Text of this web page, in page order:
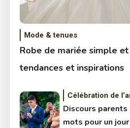
Mode & tenues
Robe de mariée simple
tendances et inspirations
Célébration de
Discours parents
mots pour un